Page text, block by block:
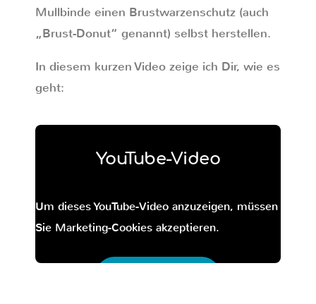
Mullbinde einen Brustwarzenschutz (auch
„Brust-Donut“ genannt) selbst herstellen.
In diesem kurzen Video zeige ich Dir, wie es
geht:
YouTube-Video
Um dieses YouTube-Video anzuzeigen, müssen
Sie Marketing-Cookies akzeptieren.